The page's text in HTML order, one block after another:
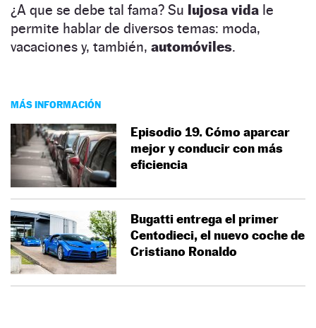
¿A que se debe tal fama? Su lujosa vida le
permite hablar de diversos temas: moda,
vacaciones y, también, automóviles.
MÁS INFORMACIÓN
Episodio 19. Cómo aparcar
mejor y conducir con más
eficiencia
Bugatti entrega el primer
Centodieci, el nuevo coche de
Cristiano Ronaldo